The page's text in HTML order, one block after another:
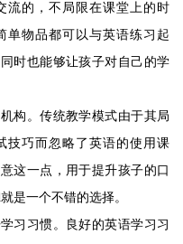
流的，不局限在课堂上的时
单物品都可以与英语练习起
时也能够让孩子对自己的学
构。传统教学模式由于其局
技巧而忽略了英语的使用课
这一点，用于提升孩子的口
是一个不错的选择。
习习惯。良好的英语学习习